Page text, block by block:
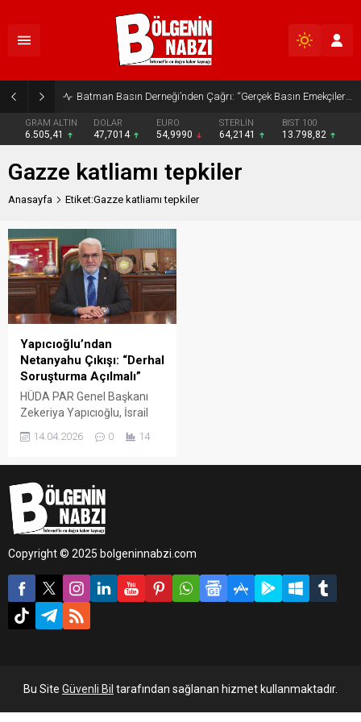
Batman Basın Derneği’nden Çağrı: “Gerçek Basın Emekçileri Desteklenmeli”
GRAM ALTIN
6.505,41
DOLAR
47,7014
EURO
54,9990
STERLİN
64,2141
BIST 100
13.798,82
Gazze katliamı tepkiler
Anasayfa Etiket:Gazze katliamı tepkiler
Yapıcıoğlu’ndan
Netanyahu Çıkışı: “Derhal
Soruşturma Açılmalı”
HÜDA PAR Genel Başkanı
Zekeriya Yapıcıoğlu, İsrail
açıklamalarına sert tepki
acilen yakalama kararı
çıkarılması çağrısında
bulundu.
14.04.2026 0 14
Copyright © 2025 bolgeninnabzi.com
Bu Site Güvenli Bil tarafından sağlanan hizmet kullanmaktadır.